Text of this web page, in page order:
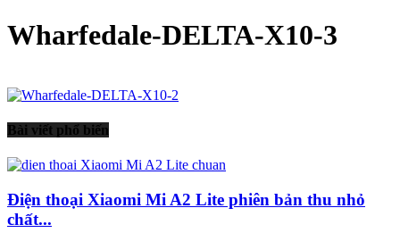
Wharfedale-DELTA-X10-3
Bài viết phổ biến
Điện thoại Xiaomi Mi A2 Lite phiên bản thu nhỏ
chất...